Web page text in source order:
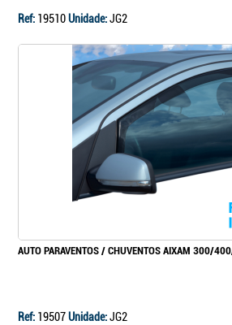
Ref: 19510Unidade:JG2
AUTO PARAVENTOS / CHUVENTOS AIXAM 300/
Ref: 19507Unidade:JG2